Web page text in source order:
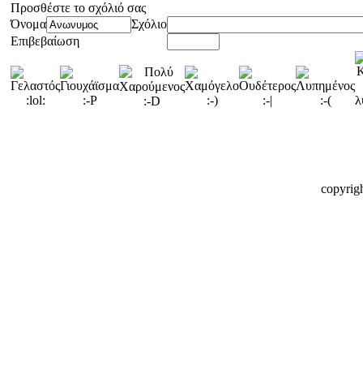
Προσθέστε το σχόλιό σας
Όνομα
Σχόλιο
Επιβεβαίωση